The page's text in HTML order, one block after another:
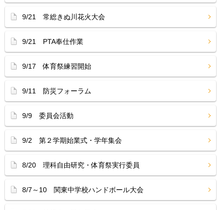
9/21 常総きぬ川花火大会
9/21 PTA奉仕作業
9/17 体育祭練習開始
9/11 防災フォーラム
9/9 委員会活動
9/2 第２学期始業式・学年集会
8/20 理科自由研究・体育祭実行委員
8/7～10 関東中学校ハンドボール大会